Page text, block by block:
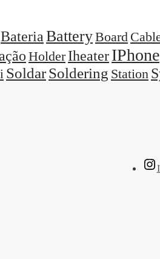
BateriaBatteryBoard
Holder IheaterIPhone
SoldarSoldering Station